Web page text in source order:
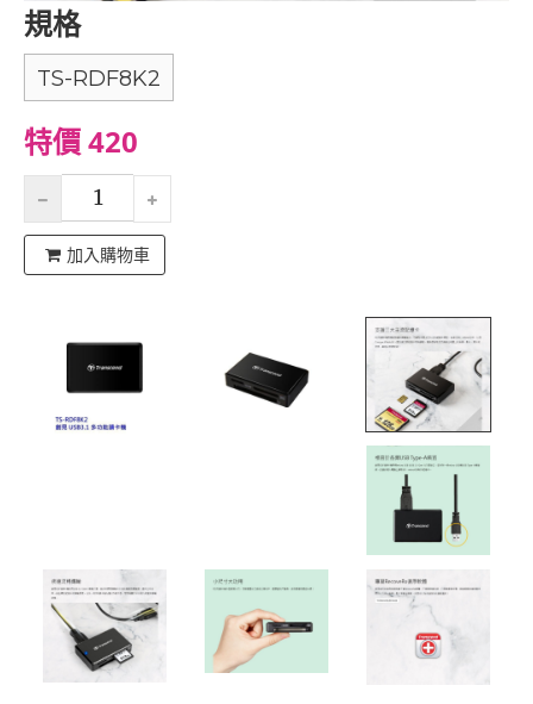
規格
TS-RDF8K2
特價 420
加入購物車